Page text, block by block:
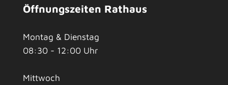
Öffnungszeiten Rathaus
Montag & Dienstag
08:30 - 12:00 Uhr
Mittwoch